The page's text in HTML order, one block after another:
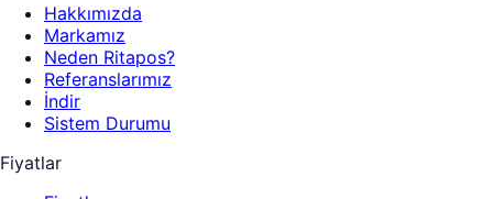
Hakkımızda
Markamız
Neden Ritapos?
Referanslarımız
İndir
Sistem Durumu
Fiyatlar